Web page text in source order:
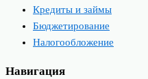
Кредиты и займы
Бюджетирование
Налогообложение
Навигация